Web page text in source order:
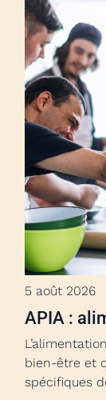
5 août 2026
APIA :
bien-être et
spécifiques